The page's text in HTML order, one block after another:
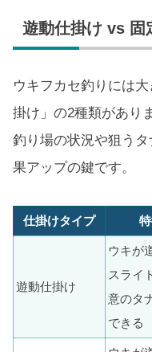
遊動仕掛け vs 固
ウキフカセ釣りには
掛け」の2種類があり
釣り場の状況や狙う
果アップの鍵です。
仕掛けタイプ
遊動仕掛け
ウキが
スライ
意のタ
できる